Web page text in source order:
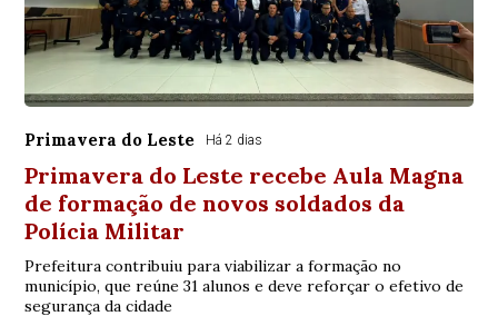
Primavera do Leste Há 2 dias
Primavera do Leste recebe Aula Magna
de formação de novos soldados da
Polícia Militar
Prefeitura contribuiu para viabilizar a formação no
município, que reúne 31 alunos e deve reforçar o efetivo de
segurança da cidade